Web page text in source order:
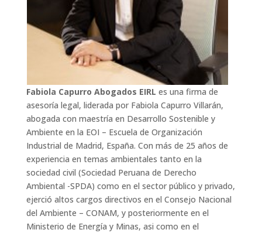
Fabiola Capurro Abogados EIRL es una firma de
asesoría legal, liderada por Fabiola Capurro Villarán,
abogada con maestría en Desarrollo Sostenible y
Ambiente en la EOI – Escuela de Organización
Industrial de Madrid, España. Con más de 25 años de
experiencia en temas ambientales tanto en la
sociedad civil (Sociedad Peruana de Derecho
Ambiental -SPDA) como en el sector público y privado,
ejerció altos cargos directivos en el Consejo Nacional
del Ambiente – CONAM, y posteriormente en el
Ministerio de Energía y Minas, asi como en el